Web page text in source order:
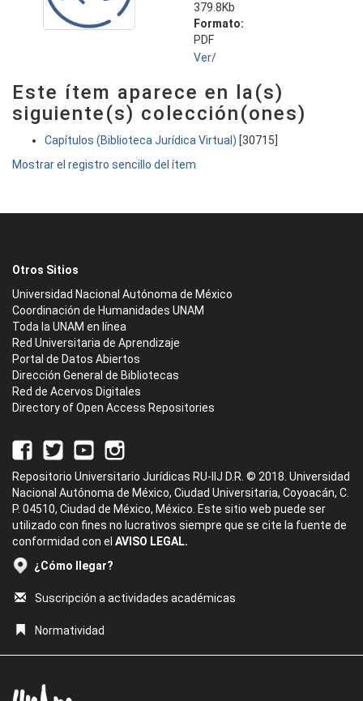
379.8Kb
Formato:
PDF
Ver/
Este ítem aparece en la(s)
siguiente(s) colección(ones)
Capítulos (Biblioteca Jurídica Virtual) [30715]
Mostrar el registro sencillo del ítem
Otros Sitios
Universidad Nacional Autónoma de México
Coordinación de Humanidades UNAM
Toda la UNAM en línea
Red Universitaria de Aprendizaje
Portal de Datos Abiertos
Dirección General de Bibliotecas
Red de Acervos Digitales
Directory of Open Access Repositories
Repositorio Universitario Jurídicas RU-IIJ D.R. © 2018. Universidad
Nacional Autónoma de México, Ciudad Universitaria, Coyoacán, C.
P. 04510, Ciudad de México, México. Este sitio web puede ser
utilizado con fines no lucrativos siempre que se cite la fuente de
conformidad con el AVISO LEGAL.
¿Cómo llegar?
Suscripción a actividades académicas
Normatividad